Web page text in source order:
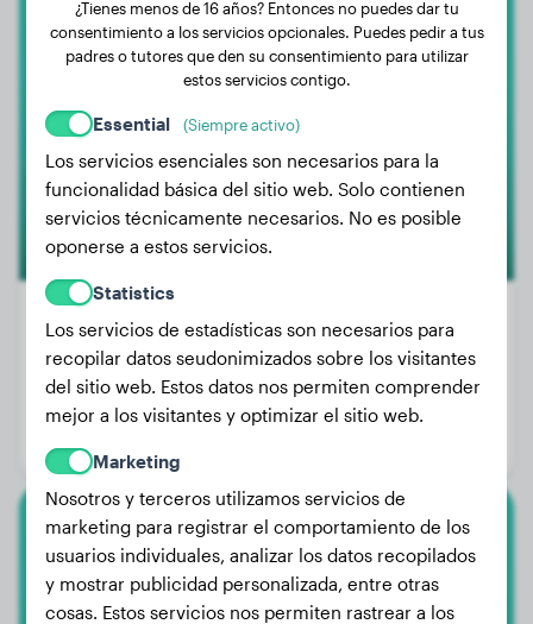
American Bully
Bako
Peso:
20 kg
Edad:
1 año, 7 meses
Género:
Cane Corso
Shena
¿Tienes menos de 16 años? Entonces no puedes dar tu
consentimiento a los servicios opcionales. Puedes pedir a tus
padres o tutores que den su consentimiento para utilizar
estos servicios contigo.
Essential (Siempre activo)
Los servicios esenciales son necesarios para la
funcionalidad básica del sitio web. Solo contienen
servicios técnicamente necesarios. No es posible
oponerse a estos servicios.
Statistics
Los servicios de estadísticas son necesarios para
recopilar datos seudonimizados sobre los visitantes
del sitio web. Estos datos nos permiten comprender
mejor a los visitantes y optimizar el sitio web.
Marketing
Nosotros y terceros utilizamos servicios de
marketing para registrar el comportamiento de los
usuarios individuales, analizar los datos recopilados
y mostrar publicidad personalizada, entre otras
cosas. Estos servicios nos permiten rastrear a los